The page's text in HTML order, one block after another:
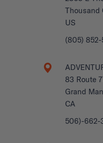
Thousand
US
(805)
83 Route
Grand
CA
506)-662-